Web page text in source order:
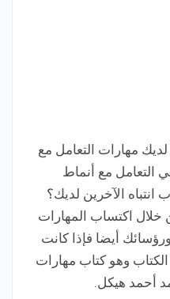
مهارات التعامل مع
التعامل مع أنماط
انتباه الآخرين لديك؟
اكتساب المهارات
أيضا فإذا كانت
الكتاب وهو كتاب مهارات
أحمد هيكل.